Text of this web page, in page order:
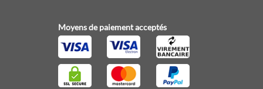
Moyens de paiement acceptés